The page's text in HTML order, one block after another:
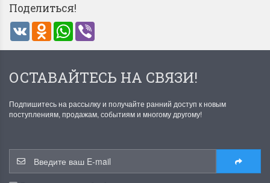
Летние Скидки
!! СКИДКА 20% ‼️ с 1 до 3 июня в
честь первого летнего дня
ПОДРОБНЕЕ
Анастасия Туманова
Dimensions
ПОДРОБНЕЕ
Анастасия Туманова
Поделиться!
VK Odnoklassniki
WhatsApp
ОСТАВАЙТЕСЬ НА СВЯЗИ!
Подпишитесь на рассылку и получайте ранний доступ к новым
поступлениям, продажам, событиям и многому другому!